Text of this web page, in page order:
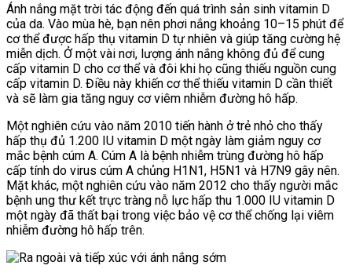
Ánh nắng mặt trời tác động đến quá trình sản sinh vitamin D
của da. Vào mùa hè, bạn nên phơi nắng khoảng 10–15 phút để
cơ thể được hấp thụ vitamin D tự nhiên và giúp tăng cường hệ
miễn dịch. Ở một vài nơi, lượng ánh nắng không đủ để cung
cấp vitamin D cho cơ thể và đôi khi họ cũng thiếu nguồn cung
cấp vitamin D. Điều này khiến cơ thể thiếu vitamin D cần thiết
và sẽ làm gia tăng nguy cơ viêm nhiễm đường hô hấp.
Một nghiên cứu vào năm 2010 tiến hành ở trẻ nhỏ cho thấy
hấp thụ đủ 1.200 IU vitamin D một ngày làm giảm nguy cơ
mắc bệnh cúm A. Cúm A là bệnh nhiễm trùng đường hô hấp
cấp tính do virus cúm A chủng H1N1, H5N1 và H7N9 gây nên.
Mặt khác, một nghiên cứu vào năm 2012 cho thấy người mắc
bệnh ung thư kết trực tràng nỗ lực hấp thu 1.000 IU vitamin D
một ngày đã thất bại trong việc bảo vệ cơ thể chống lại viêm
nhiễm đường hô hấp trên.